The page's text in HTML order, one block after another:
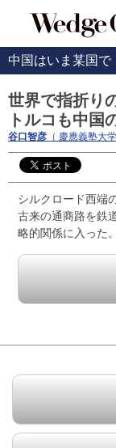
中国はいま某国で
世界で指折り
トルコも中国
谷口智彦 （ 慶應義塾大
シルクロード西端
古来の通商路を鉄
略的関係に入った。